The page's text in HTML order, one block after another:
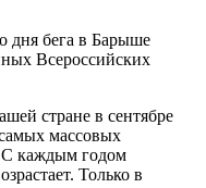
дня бега в Барыше
Всероссийских
стране в сентябре
массовых
С каждым годом
Только в